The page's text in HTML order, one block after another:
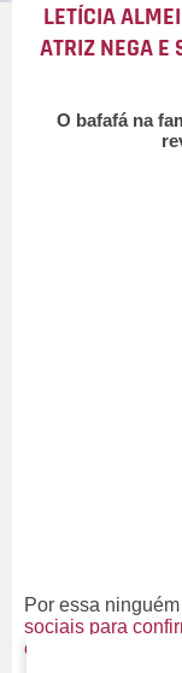
LETÍCIA
ATRIZ NEGA E
O bafafá na
Por essa
sociais para
está se